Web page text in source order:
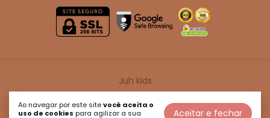
Ao navegar por este sitevocê aceita o
uso de cookies para agilizar a sua
Aceitar e fechar
Juh kids
©2026. Juh Kids - 47114917000180. Todos os direitos reservados.